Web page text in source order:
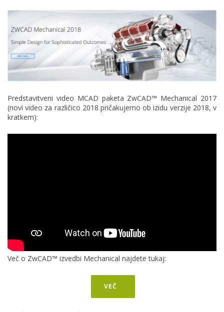
Predstavitveni video MCAD paketa ZwCAD™ Mechanical 2017
(novi video za različico 2018 pričakujemo ob izidu verzije 2018, v
kratkem):
Več o ZwCAD™ izvedbi Mechanical najdete tukaj:
VEČ